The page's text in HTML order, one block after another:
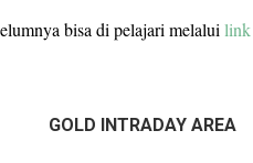
bisa di pelajari melalui
GOLD INTRADAY AREA